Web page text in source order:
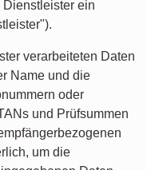
ein
verarbeiteten Daten
Name und die
oder
und Prüfsummen
um die